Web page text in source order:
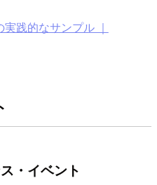
践的なサンプル ｜
・イベント